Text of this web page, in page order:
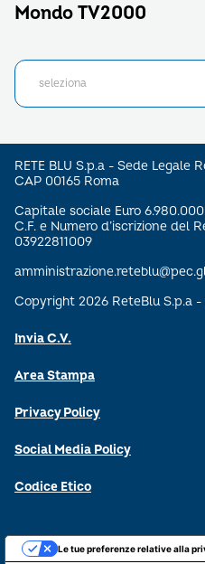
Mondo TV2000
RETE BLU S.p.a - Sede Legale
CAP 00165 Roma
Capitale sociale Euro
C.F. e Numero d’iscrizione del
03922811009
Copyright 2026 ReteBlu S.p.a
Invia C.V.
Area Stampa
Privacy Policy
Social Media Policy
Codice Etico
Le tue preferenze relative alla